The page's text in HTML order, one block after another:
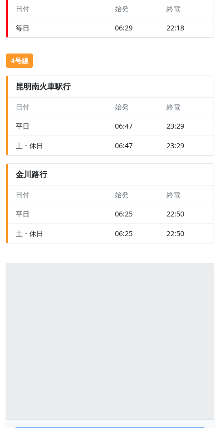
日付 始発 終電
毎日 06:29 22:18
4号線
昆明南火車駅行
日付 始発 終電
平日 06:47 23:29
土・休日 06:47 23:29
金川路行
日付 始発 終電
平日 06:25 22:50
土・休日 06:25 22:50